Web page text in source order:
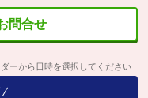
問合せ
ーから日時を選択してください